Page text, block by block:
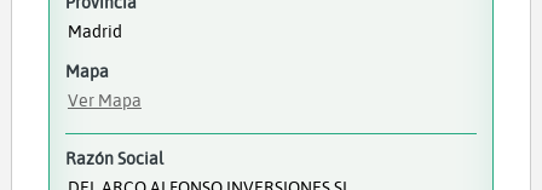
Madrid
Mapa
Ver Mapa
Razón Social